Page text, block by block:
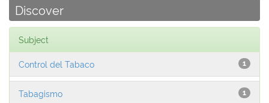
Discover
Subject
1
Control del Tabaco
1
Tabagismo